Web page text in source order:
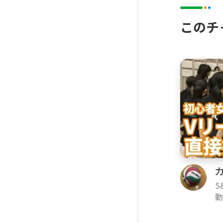
この